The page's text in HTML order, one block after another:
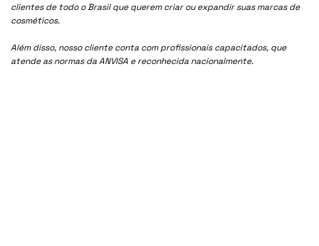
clientes de todo o Brasil que querem criar ou expandir suas marcas de
cosméticos.
Além disso, nosso cliente conta com profissionais capacitados, que
atende as normas da ANVISA e reconhecida nacionalmente.